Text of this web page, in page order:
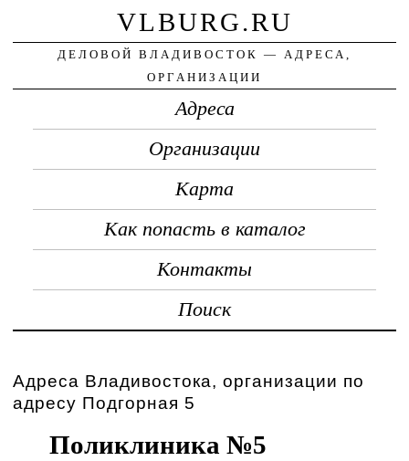
VLBURG.RU
ДЕЛОВОЙ ВЛАДИВОСТОК — АДРЕСА,
ОРГАНИЗАЦИИ
Адреса
Организации
Карта
Как попасть в каталог
Контакты
Поиск
Адреса Владивостока, организации по
адресу Подгорная 5
Поликлиника №5